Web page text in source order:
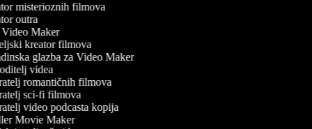
misterioznih filmova
outra
Maker
kreator filmova
glazba za Video Maker
videa
romantičnih filmova
sci-fi filmova
video podcasta kopija
Movie Maker